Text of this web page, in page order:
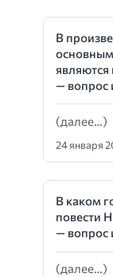
В
являются
— вопрос
(далее…)
24 января
В каком
повести
— вопрос
(далее…)